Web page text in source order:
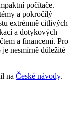
počítače.
a pokročilý
extrémně citlivých
a dotykových
a financemi. Pro
nesmírně důležité
na České návody.